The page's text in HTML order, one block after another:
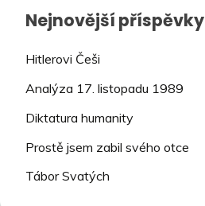
Nejnovější příspěvky
Hitlerovi Češi
Analýza 17. listopadu 1989
Diktatura humanity
Prostě jsem zabil svého otce
Tábor Svatých